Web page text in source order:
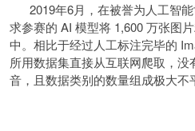
2019年6月，在被誉为人工智
求参赛的 AI 模型将 1,600 万张图
中。相比于经过人工标注完毕的
所用数据集直接从互联网爬取，
音，且数据类别的数量组成极大不